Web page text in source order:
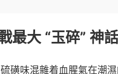
大 “玉碎” 神
磺味混雜着血腥氣在潮